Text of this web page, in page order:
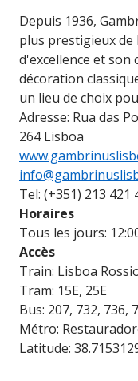
Depuis 1936,
plus prestigieux de
d'excellence et son
décoration
un lieu de choix
Adresse: Rua das
264 Lisboa
Tel: (+351) 213 421
Horaires
Tous les jours:
Accès
Train: Lisboa
Tram: 15E, 25E
Bus: 207, 732, 736,
Métro:
Latitude: